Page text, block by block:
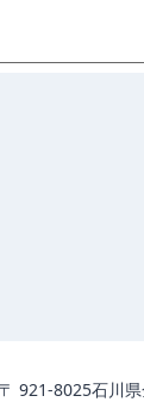
921-8025石川